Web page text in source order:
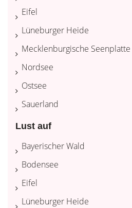
Eifel
Lüneburger Heide
Mecklenburgische Seenplatte
Nordsee
Ostsee
Sauerland
Lust auf
Bayerischer Wald
Bodensee
Eifel
Lüneburger Heide